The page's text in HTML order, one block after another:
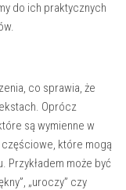
do ich praktycznych
co sprawia, że
Oprócz
są wymienne w
które mogą
Przykładem może być
„uroczy” czy